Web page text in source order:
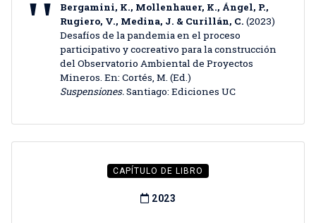
Bergamini, K., Mollenhauer, K., Ángel, P.,
Rugiero, V., Medina, J. & Curillán, C. (2023)
Desafíos de la pandemia en el proceso
participativo y cocreativo para la construcción
del Observatorio Ambiental de Proyectos
Mineros. En: Cortés, M. (Ed.)
Suspensiones.Santiago: Ediciones UC
CAPÍTULO DE LIBRO
2023